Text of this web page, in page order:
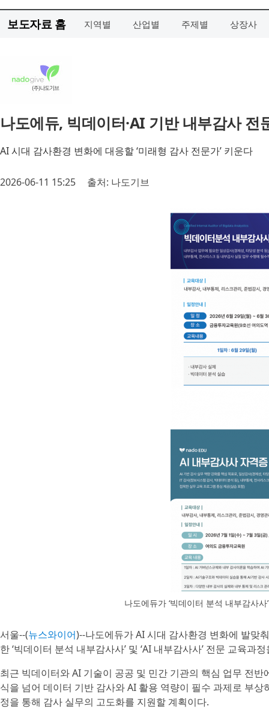
보도자료 홈 지역별 산업별 주제별 상장사
나도에듀, 빅데이터·AI 기반 내부감사
AI 시대 감사환경 변화에 대응할 ‘미래형 감사 전문가’ 키운다
2026-06-11 15:25 출처: 나도기브
나도에듀가 ‘빅데이터 분석 내부감사
서울--(뉴스와이어)--나도에듀가 AI 시대 감사환경 변화에 발맞
한 ‘빅데이터 분석 내부감사사’ 및 ‘AI 내부감사사’ 전문 교육과
최근 빅데이터와 AI 기술이 공공 및 민간 기관의 핵심 업무 전
식을 넘어 데이터 기반 감사와 AI 활용 역량이 필수 과제로 부
정을 통해 감사 실무의 고도화를 지원할 계획이다.